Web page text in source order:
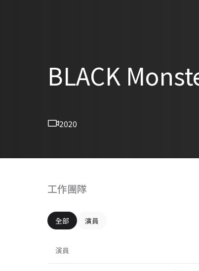
BLACK
2020
工作團隊
全部 演員
演員